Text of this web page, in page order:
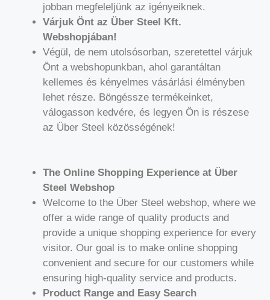
jobban megfeleljünk az igényeiknek.
Várjuk Önt az Über Steel Kft.
Webshopjában!
Végül, de nem utolsósorban, szeretettel várjuk
Önt a webshopunkban, ahol garantáltan
kellemes és kényelmes vásárlási élményben
lehet része. Böngéssze termékeinket,
válogasson kedvére, és legyen Ön is részese
az Über Steel közösségének!
The Online Shopping Experience at Über
Steel Webshop
Welcome to the Über Steel webshop, where we
offer a wide range of quality products and
provide a unique shopping experience for every
visitor. Our goal is to make online shopping
convenient and secure for our customers while
ensuring high-quality service and products.
Product Range and Easy Search